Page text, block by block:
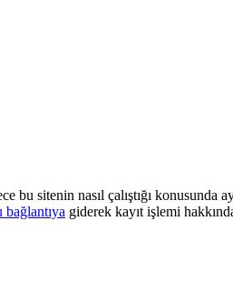
bu sitenin nasıl çalıştığı konusunda
bağlantıya giderek kayıt işlemi